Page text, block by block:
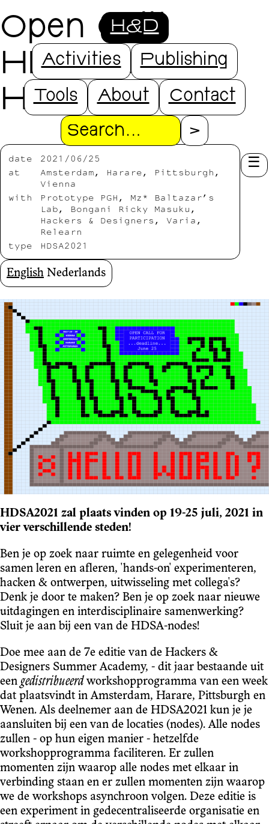
H&D
Activities Publishing
Tools About Contact
Search
Open Call!
HDSA2021:
Hello World?
date
2021/06/25
at
Amsterdam, Harare, Pittsburgh,
Vienna
with
Prototype PGH, Mz* Baltazar’s
Lab, Bongani Ricky Masuku,
Hackers & Designers, Varia,
Relearn
type
HDSA2021
English Nederlands
HDSA2021 zal plaats vinden op 19-25 juli, 2021 in
vier verschillende steden!
Ben je op zoek naar ruimte en gelegenheid voor
samen leren en afleren, 'hands-on' experimenteren,
hacken & ontwerpen, uitwisseling met collega's?
Denk je door te maken? Ben je op zoek naar nieuwe
uitdagingen en interdisciplinaire samenwerking?
Sluit je aan bij een van de HDSA-nodes!
Doe mee aan de 7e editie van de Hackers &
Designers Summer Academy, - dit jaar bestaande uit
een gedistribueerdworkshopprogramma van een week
dat plaatsvindt in Amsterdam, Harare, Pittsburgh en
Wenen. Als deelnemer aan de HDSA2021 kun je je
aansluiten bij een van de locaties (nodes). Alle nodes
zullen - op hun eigen manier - hetzelfde
workshopprogramma faciliteren. Er zullen
momenten zijn waarop alle nodes met elkaar in
verbinding staan en er zullen momenten zijn waarop
we de workshops asynchroon volgen. Deze editie is
een experiment in gedecentraliseerde organisatie en